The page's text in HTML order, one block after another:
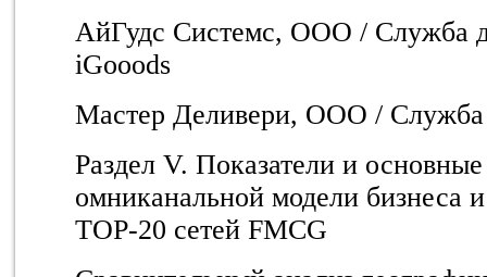
АйГудс Системс, ООО / Служба
iGooods
Мастер Деливери, ООО /
Раздел V. Показатели и
омниканальной модели бизнеса
TOP-20 сетей FMCG